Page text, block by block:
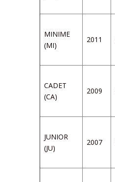
MINIME
(MI)
2011
CADET
(CA)
2009
JUNIOR
(JU)
2007